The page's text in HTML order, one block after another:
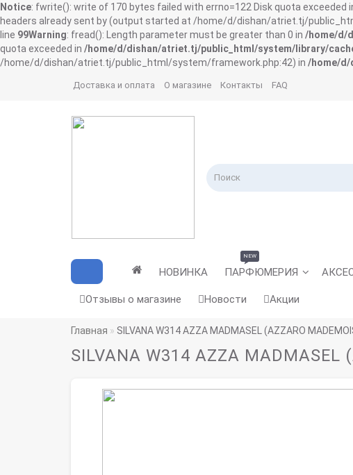
Notice: fwrite(): write of 170 bytes failed with errno=122 Disk quota exceeded
headers already sent by (output started at /home/d/dishan/atriet.tj/
line 99Warning: fread(): Length parameter must be greater than 0 in /home/d/
quota exceeded in /home/d/dishan/atriet.tj/public_html/system/library/
/home/d/dishan/atriet.tj/public_html/system/framework.php:42) in /home/
Доставка и оплата О магазине Контакты FAQ
НОВИНКА ПАРФЮМЕРИЯ
NEW
Отзывы о магазине Новости Акции
Главная SILVANA W314 AZZA MADMASEL (AZZARO
SILVANA W314 AZZA MADMASEL